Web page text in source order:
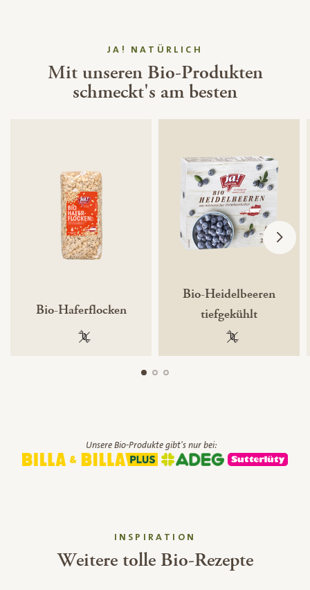
JA! NATÜRLICH
Mit unseren Bio-Produkten
schmeckt's am besten
Bio-Haferflocken
100 % gentechnikfrei
Bio-Heidelbeeren
tiefgekühlt
100 %
Unsere Bio-Produkte gibt's nur bei:
INSPIRATION
Weitere tolle Bio-Rezepte